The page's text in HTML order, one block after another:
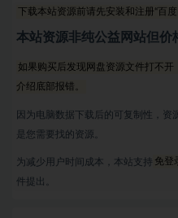
下载本站资源前请先安装和注册“百度
本站资源非纯公益网站但价
如果购买后发现网盘资源文件打不
介绍底部报错。
因为电脑数据下载后的可复制性，
是您需要找的资源。
为减少用户时间成本，本站支持 免登
件提出。